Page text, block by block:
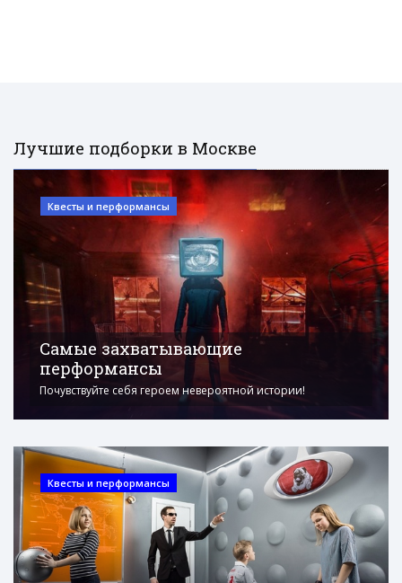
Лучшие подборки в Москве
Квесты и перформансы
Самые захватывающие
перформансы
Почувствуйте себя героем невероятной истории!
Квесты и перформансы